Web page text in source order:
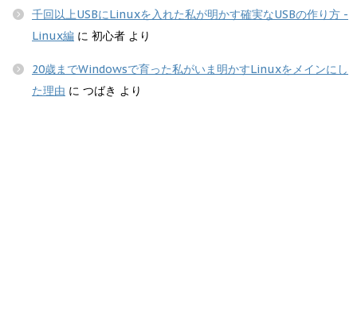
千回以上USBにLinuxを入れた私が明かす確実なUSBの作り方 -
Linux編 に 初心者 より
20歳までWindowsで育った私がいま明かすLinuxをメインにし
た理由 に つばき より